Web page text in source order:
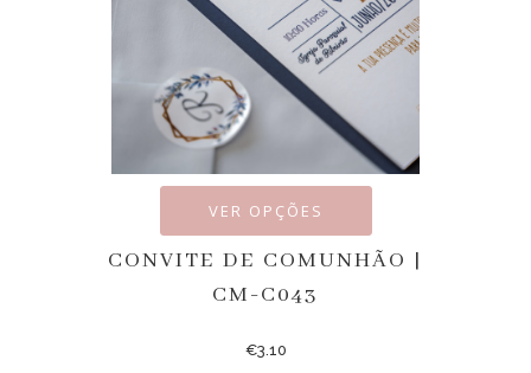
VER OPÇÕES
CONVITE DE COMUNHÃO |
CM-C043
€3.10